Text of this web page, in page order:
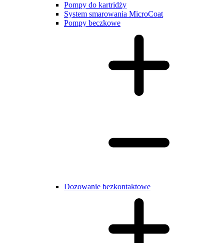
Pompy do kartridży
System smarowania MicroCoat
Pompy beczkowe
Dozowanie bezkontaktowe